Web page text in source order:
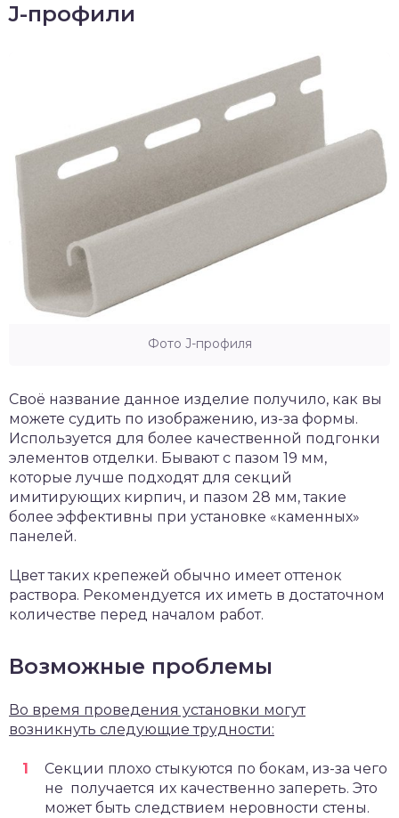
J-профили
Фото J-профиля
Своё название данное изделие получило, как вы
можете судить по изображению, из-за формы.
Используется для более качественной подгонки
элементов отделки. Бывают с пазом 19 мм,
которые лучше подходят для секций
имитирующих кирпич, и пазом 28 мм, такие
более эффективны при установке «каменных»
панелей.
Цвет таких крепежей обычно имеет оттенок
раствора. Рекомендуется их иметь в достаточном
количестве перед началом работ.
Возможные проблемы
Во время проведения установки могут
возникнуть следующие трудности:
Секции плохо стыкуются по бокам, из-за чего
не получается их качественно запереть. Это
может быть следствием неровности стены.